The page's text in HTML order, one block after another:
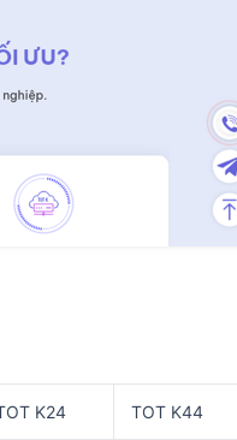
K24 TOT K44